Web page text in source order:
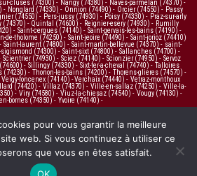
cluses (74300) - Nangy (74380) - Naves-parmelan (74370) -
- Nonglard (74330) - Onnion (74490) - Orcier (74550) - Passy
(74550)- Pers-jussy (74930) - Poisy (74330) - Praz-sur-arly
(74370) - Quintal (74600)- Reignier-esery (74930) - Rumilly
- Saint-cergues (74140) - Saint-gervais-les-bains (74190) -
de-tholome (74250) - Saint-jeoire (74490) - Saint-jorioz (74410)
- Saint-laurent (74800) - Saint-martin-bellevue (74370) - saint-
sigismond (74300) - Saint-sixt (74800) - Sallanches (74700) -
Scientrier (74930) - Sciez (74140) - Scionzier (74950) - Servoz
- Sillingy (74330) - Sixt-fer-a-cheval (74740) - Talloires
(74230) - Thonon-les-bains (74200) - Thorens-glieres (74570) -
Veigy-foncenex (74140) -Verchaix (74440) - Vetraz-monthoux
(74420) - Villaz (74370) - Ville-en-sallaz (74250) - Ville-la-
- Viry (74580) - Viuz-la-chiesaz (74540) - Vougy (74130) -
bornes (74350)- Yvoire (74140) -
pour vous garantir la meilleure
web. Si vous continuez à utiliser ce
que vous en êtes satisfait.
OK